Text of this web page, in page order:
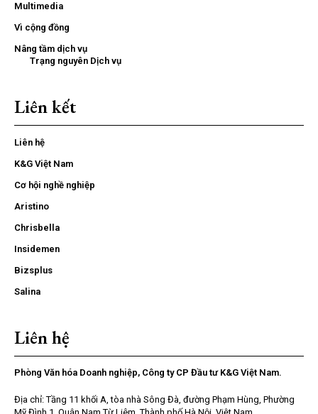
Multimedia
Vì cộng đồng
Nâng tầm dịch vụ
Trạng nguyên Dịch vụ
Liên kết
Liên hệ
K&G Việt Nam
Cơ hội nghề nghiệp
Aristino
Chrisbella
Insidemen
Bizsplus
Salina
Liên hệ
Phòng Văn hóa Doanh nghiệp, Công ty CP Đầu tư K&G Việt Nam.
Địa chỉ: Tầng 11 khối A, tòa nhà Sông Đà, đường Phạm Hùng, Phường